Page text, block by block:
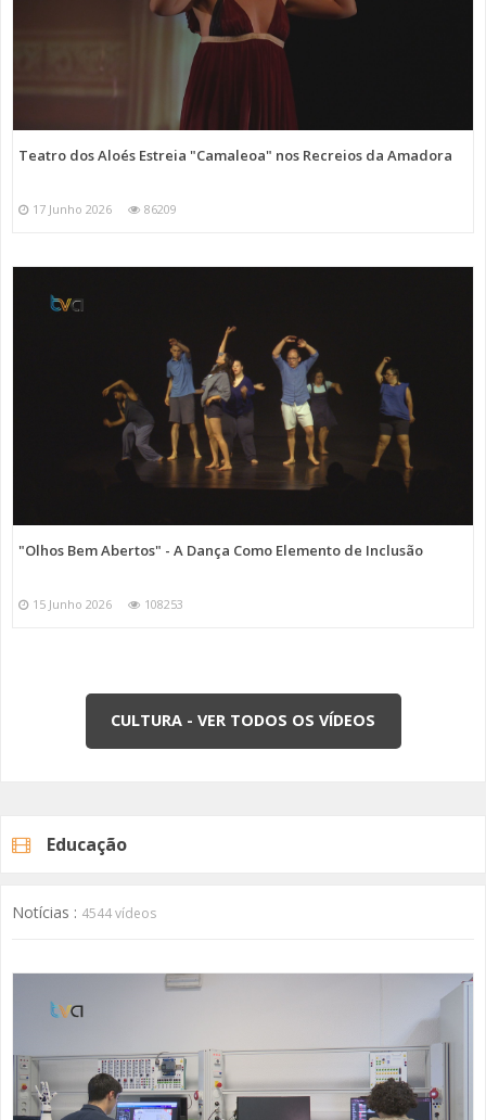
Teatro dos Aloés Estreia "Camaleoa" nos Recreios da Amadora
17 Junho 2026 86209
"Olhos Bem Abertos" - A Dança Como Elemento de Inclusão
15 Junho 2026 108253
CULTURA - VER TODOS OS VÍDEOS
Educação
Notícias : 4544 vídeos